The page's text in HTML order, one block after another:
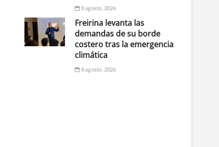
8 agosto, 2026
Freirina levanta las
demandas de su borde
costero tras la emergencia
climática
8 agosto, 2026